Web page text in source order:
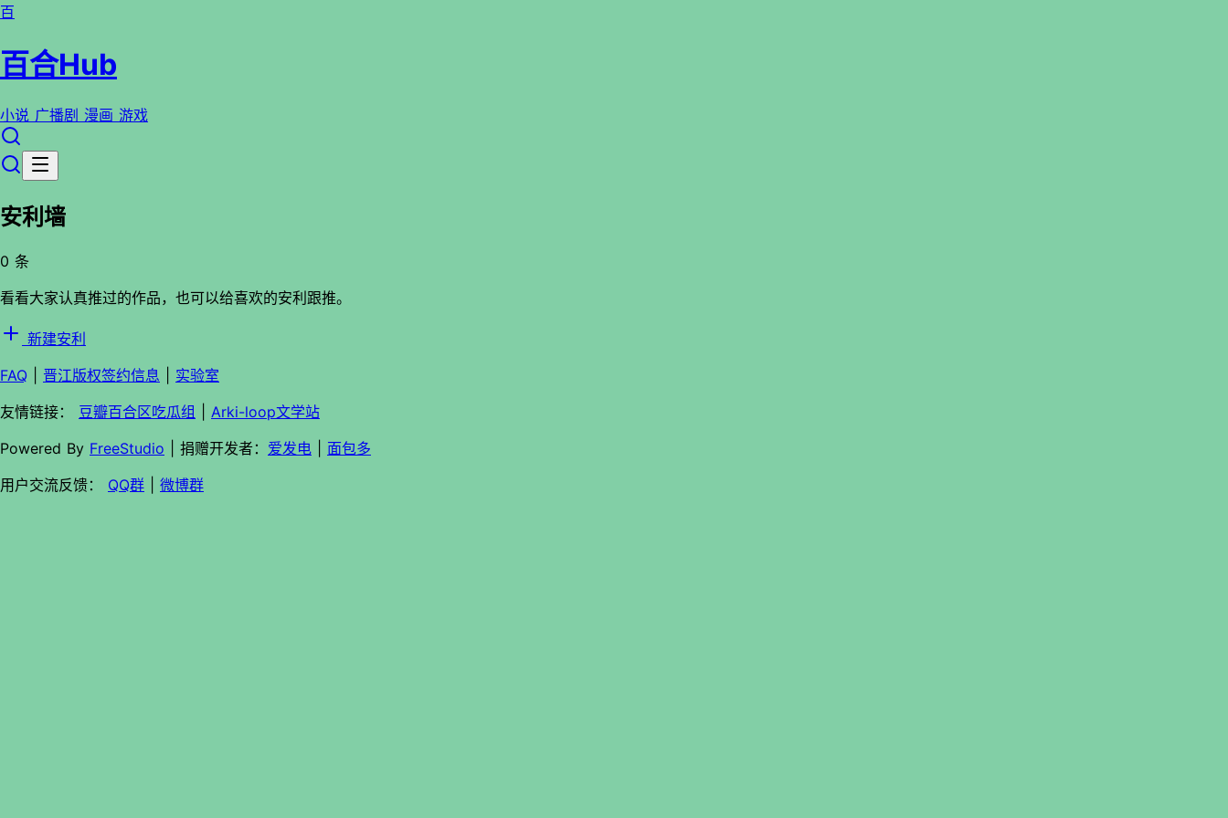
百
百合Hub
小说 广播剧 漫画 游戏
安利墙
0 条
看看大家认真推过的作品，也可以给喜欢的安利跟推。
新建安利
FAQ
晋江版权签约信息
实验室
友情链接： 豆瓣百合区吃瓜组
Arki-loop文学站
Powered By FreeStudio | 捐赠开发者： 爱发电
面包多
用户交流反馈： QQ群 微博群